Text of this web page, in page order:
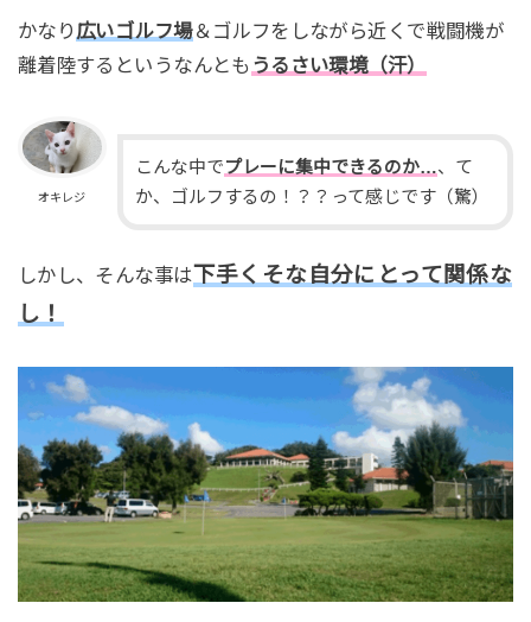
かなり 広いゴルフ場＆ゴルフをしながら近くで戦闘機が
離着陸するというなんとも うるさい環境（汗）
オキレジ
こんな中でプレーに集中できるのか…、て
か、ゴルフするの！？？って感じです（驚）
しかし、そんな事は下手くそな自分にとって関係な
し！